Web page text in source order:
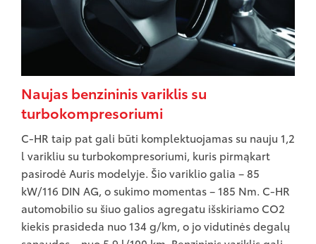
Naujas benzininis variklis su
turbokompresoriumi
C-HR taip pat gali būti komplektuojamas su nauju 1,2
l varikliu su turbokompresoriumi, kuris pirmąkart
pasirodė Auris modelyje. Šio variklio galia – 85
kW/116 DIN AG, o sukimo momentas – 185 Nm. C-HR
automobilio su šiuo galios agregatu išskiriamo CO2
kiekis prasideda nuo 134 g/km, o jo vidutinės degalų